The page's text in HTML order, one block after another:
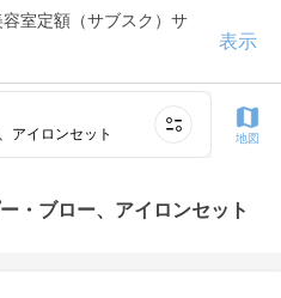
室定額（サブスク）サ
表示
アイロンセット
地図
・ブロー、アイロンセット